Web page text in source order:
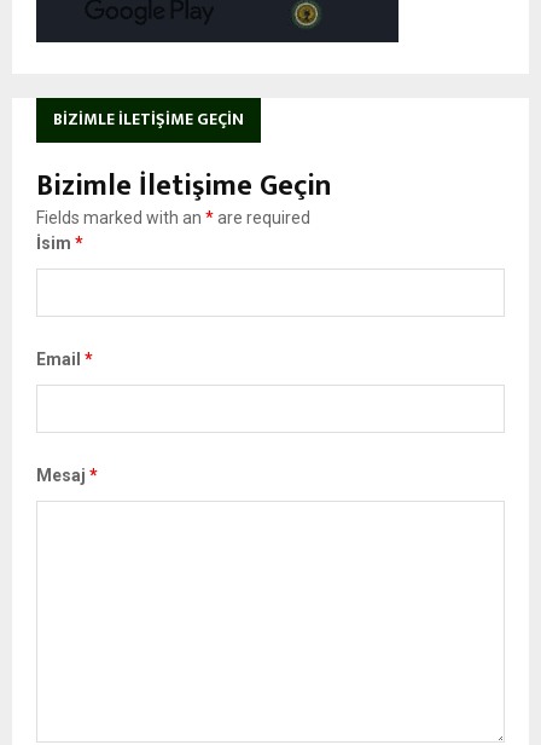
BIZIMLE İLETIŞIME GEÇIN
Bizimle İletişime Geçin
Fields marked with an *are required
İsim *
Email *
Mesaj *